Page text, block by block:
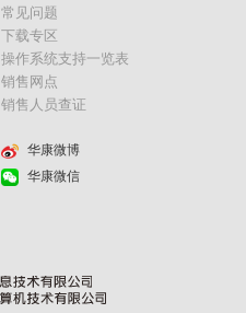
常见问题
下载专区
操作系统支持一览表
销售网点
销售人员查证
华康微博
华康微信